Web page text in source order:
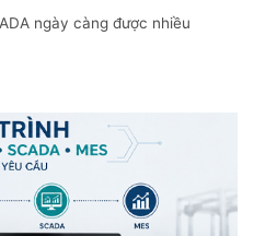
ngày càng được nhiều